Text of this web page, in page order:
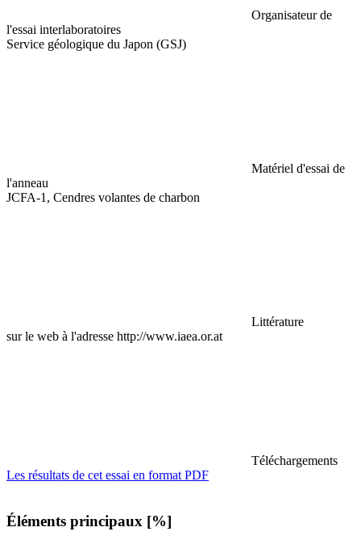
Organisateur de
l'essai interlaboratoires
Service géologique du Japon (GSJ)
Matériel d'essai de
l'anneau
JCFA-1, Cendres volantes de charbon
Littérature
sur le web à l'adresse http://www.iaea.or.at
Téléchargements
Les résultats de cet essai en format PDF
Éléments principaux [%]